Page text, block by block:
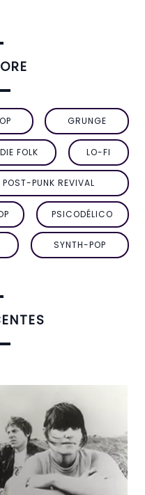
GRUNGE
FOLK LO-FI
POST-PUNK REVIVAL
PSICODÉLICO
SYNTH-POP